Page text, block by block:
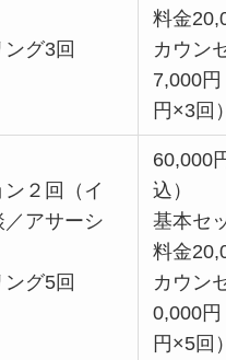
ング3回
料金
カウン
7,000
円×3回）
２回（イ
／アサーシ
ング5回
60,000
込）
基本セ
料金
カウン
0,000
円×5回）